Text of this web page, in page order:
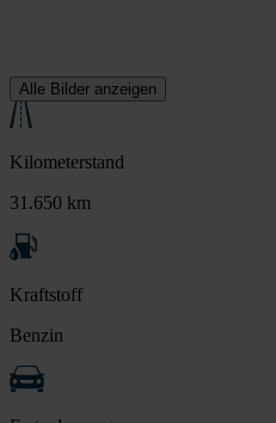
Alle Bilder anzeigen
Kilometerstand
31.650 km
Kraftstoff
Benzin